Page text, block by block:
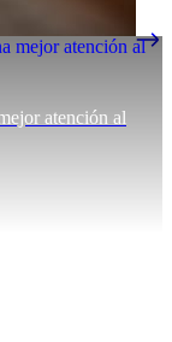
atención al